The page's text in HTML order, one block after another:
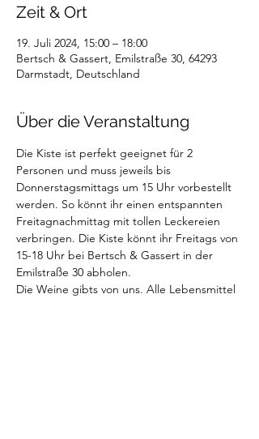
Zeit & Ort
19. Juli 2024, 15:00 – 18:00
Bertsch & Gassert, Emilstraße 30, 64293
Darmstadt, Deutschland
Über die Veranstaltung
Die Kiste ist perfekt geeignet für 2
Personen und muss jeweils bis
Donnerstagsmittags um 15 Uhr vorbestellt
werden. So könnt ihr einen entspannten
Freitagnachmittag mit tollen Leckereien
verbringen. Die Kiste könnt ihr Freitags von
15-18 Uhr bei Bertsch & Gassert in der
Emilstraße 30 abholen.
Die Weine gibts von uns. Alle Lebensmittel